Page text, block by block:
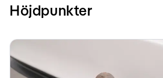
Höjdpunkter